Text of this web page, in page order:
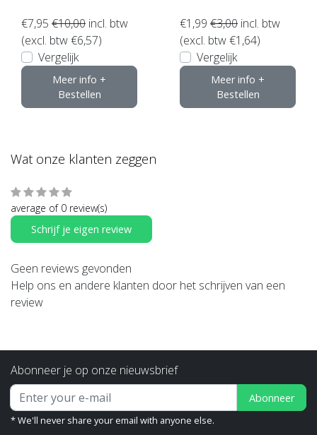
€7,95 €10,00 incl. btw
(excl. btw €6,57)
Vergelijk
Meer info +
Bestellen
€1,99 €3,00 incl. btw
(excl. btw €1,64)
Vergelijk
Meer info +
Bestellen
Wat onze klanten zeggen
average of 0 review(s)
Schrijf je eigen review
Geen reviews gevonden
Help ons en andere klanten door het schrijven van een
review
Abonneer je op onze nieuwsbrief
Abonneer
* We'll never share your email with anyone else.